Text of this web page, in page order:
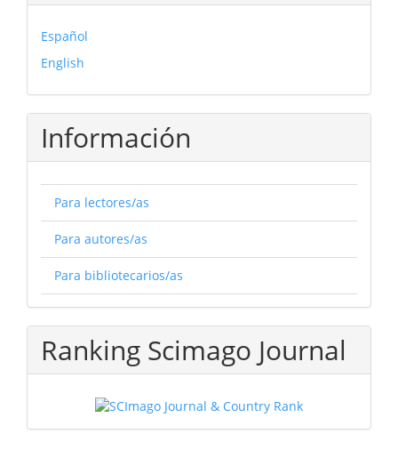
Español
English
Información
Para lectores/as
Para autores/as
Para bibliotecarios/as
Ranking Scimago Journal